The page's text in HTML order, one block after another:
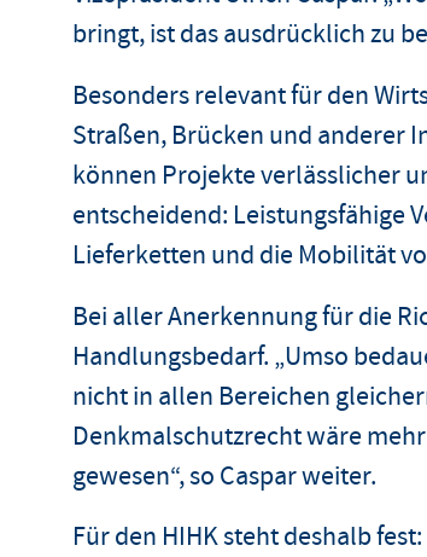
bringt, ist das ausdrücklich zu
Besonders relevant für den
Straßen, Brücken und anderer
können Projekte verlässlicher
entscheidend: Leistungsfähige
Lieferketten und die Mobilität
Bei aller Anerkennung für die
Handlungsbedarf. „Umso
nicht in allen Bereichen
Denkmalschutzrecht wäre
gewesen“, so Caspar weiter.
Für den HIHK steht deshalb